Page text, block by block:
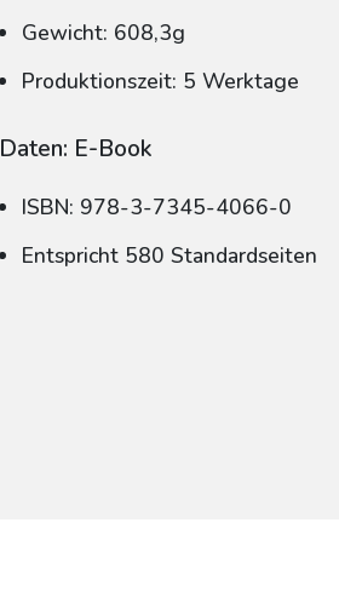
Gewicht: 608,3g
Produktionszeit: 5 Werktage
Daten: E-Book
ISBN: 978-3-7345-4066-0
Entspricht 580 Standardseiten